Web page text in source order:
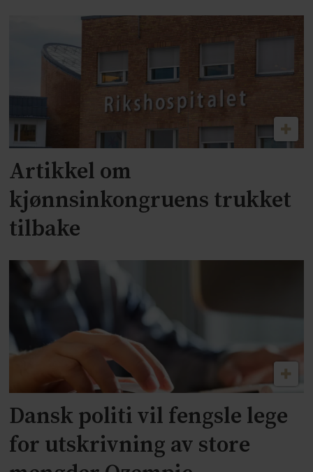
Artikkel om
kjønnsinkongruens trukket
tilbake
Dansk politi vil fengsle lege
for utskrivning av store